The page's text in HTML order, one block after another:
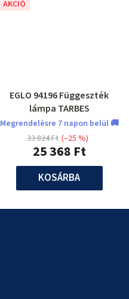
AKCIÓ
EGLO 94196 Függeszték
lámpa TARBES
Megrendelèsre 7 napon belül 🚚
25 368 Ft
33 824 Ft (–25 %)
KOSÁRBA